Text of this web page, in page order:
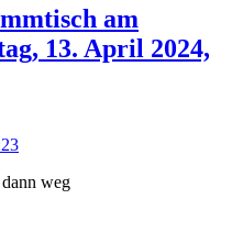
am
13. April 2024,
weg